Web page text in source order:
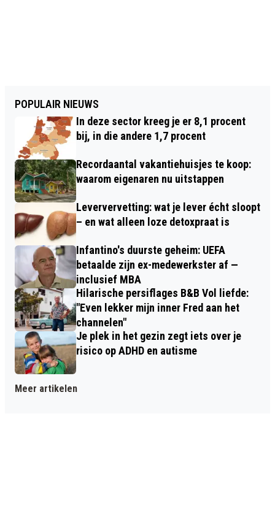
POPULAIR NIEUWS
In deze sector kreeg je er 8,1 procent
bij, in die andere 1,7 procent
Recordaantal vakantiehuisjes te koop:
waarom eigenaren nu uitstappen
Leververvetting: wat je lever écht sloopt
– en wat alleen loze detoxpraat is
Infantino's duurste geheim: UEFA
betaalde zijn ex-medewerkster af —
inclusief MBA
Hilarische persiflages B&B Vol liefde:
"Even lekker mijn inner Fred aan het
channelen"
Je plek in het gezin zegt iets over je
risico op ADHD en autisme
Meer artikelen